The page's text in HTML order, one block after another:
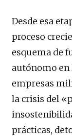
Desde esa
proceso
esquema de
autónomo en
empresas
la crisis del
prácticas,